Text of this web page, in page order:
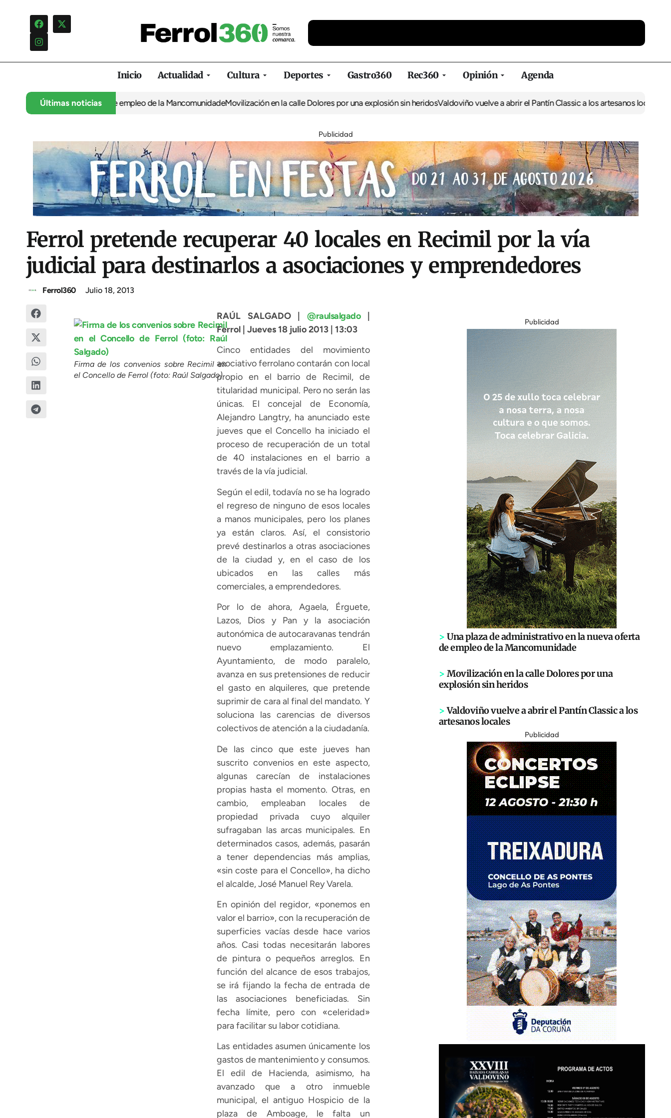
Inicio Actualidad Cultura Deportes Gastro360 Rec360 Opinión Agenda
Últimas noticias
en la nueva oferta de empleo de la MancomunidadeMovilización en la calle Dolores por una explosión sin heridosValdoviño vuelve a abrir el Pantín Classic a los artesanos locales
Publicidad
Ferrol pretende recuperar 40 locales en Recimil por la vía
judicial para destinarlos a asociaciones y emprendedores
Ferrol360 Julio 18, 2013
Firma de los convenios sobre Recimil en
el Concello de Ferrol (foto: Raúl Salgado)
RAÚL SALGADO |@raulsalgado|
Ferrol | Jueves 18 julio 2013 | 13:03
Cinco entidades del movimiento
asociativo ferrolano contarán con local
propio en el barrio de Recimil, de
titularidad municipal. Pero no serán las
únicas. El concejal de Economía,
Alejandro Langtry, ha anunciado este
jueves que el Concello ha iniciado el
proceso de recuperación de un total
de 40 instalaciones en el barrio a
través de la vía judicial.
Según el edil, todavía no se ha logrado
el regreso de ninguno de esos locales
a manos municipales, pero los planes
ya están claros. Así, el consistorio
prevé destinarlos a otras asociaciones
de la ciudad y, en el caso de los
ubicados en las calles más
comerciales, a emprendedores.
Por lo de ahora, Agaela, Érguete,
Lazos, Dios y Pan y la asociación
autonómica de autocaravanas tendrán
nuevo emplazamiento. El
Ayuntamiento, de modo paralelo,
avanza en sus pretensiones de reducir
el gasto en alquileres, que pretende
suprimir de cara al final del mandato. Y
soluciona las carencias de diversos
colectivos de atención a la ciudadanía.
De las cinco que este jueves han
suscrito convenios en este aspecto,
algunas carecían de instalaciones
propias hasta el momento. Otras, en
cambio, empleaban locales de
propiedad privada cuyo alquiler
sufragaban las arcas municipales. En
determinados casos, además, pasarán
a tener dependencias más amplias,
«sin coste para el Concello», ha dicho
el alcalde, José Manuel Rey Varela.
En opinión del regidor, «ponemos en
valor el barrio», con la recuperación de
superficies vacías desde hace varios
años. Casi todas necesitarán labores
de pintura o pequeños arreglos. En
función del alcance de esos trabajos,
se irá fijando la fecha de entrada de
las asociaciones beneficiadas. Sin
fecha límite, pero con «celeridad»
para facilitar su labor cotidiana.
Las entidades asumen únicamente los
gastos de mantenimiento y consumos.
El edil de Hacienda, asimismo, ha
avanzado que a otro inmueble
municipal, el antiguo Hospicio de la
plaza de Amboage, le falta un
Publicidad
> Una plaza de administrativo en la nueva oferta
de empleo de la Mancomunidade
> Movilización en la calle Dolores por una
explosión sin heridos
> Valdoviño vuelve a abrir el Pantín Classic a los
artesanos locales
Publicidad